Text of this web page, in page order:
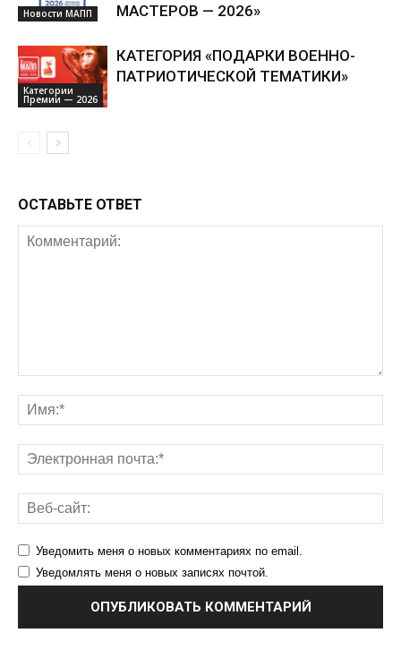
Новости МАПП
МАСТЕРОВ — 2026»
Категории
Премии — 2026
КАТЕГОРИЯ «ПОДАРКИ ВОЕННО-
ПАТРИОТИЧЕСКОЙ ТЕМАТИКИ»
ОСТАВЬТЕ ОТВЕТ
Уведомить меня о новых комментариях по email.
Уведомлять меня о новых записях почтой.